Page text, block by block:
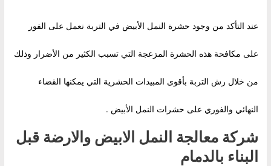
عند التأكد من وجود حشرة النمل الأبيض في التربة نعمل على الفور
على مكافحة هذه الحشرة المزعجة التي تسبب الكثير من الأضرار وذلك
من خلال رش التربة بأقوى المبيدات الحشرية التي يمكنها القضاء
النهائي والفوري على حشرات النمل الأبيض .
شركة معالجة النمل الابيض والارضة قبل
البناء بالدمام